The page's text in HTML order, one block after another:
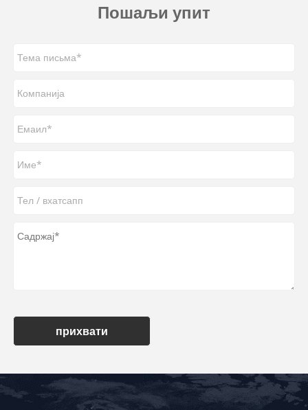
Пошаљи упит
прихвати